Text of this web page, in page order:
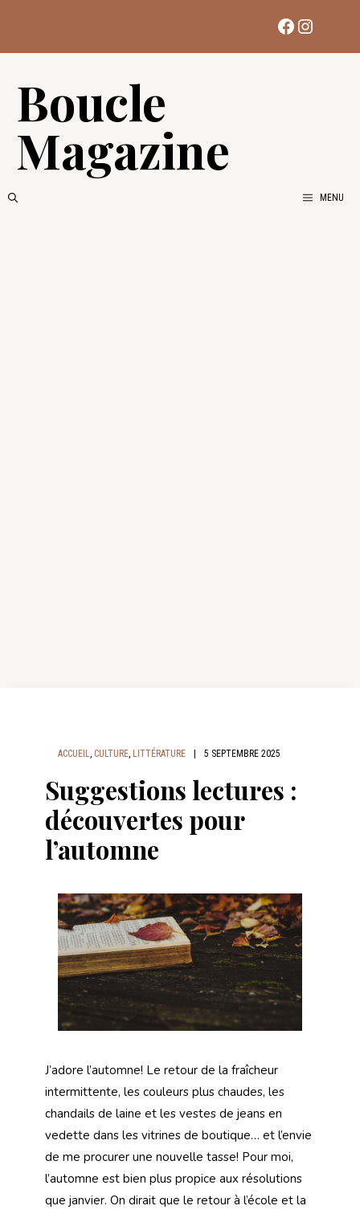
contenu
Facebook
Boucle
Magazine
MENU
ACCUEIL, CULTURE, LITTÉRATURE 5 SEPTEMBRE 2025
Suggestions lectures :
découvertes pour
l’automne
J’adore l’automne! Le retour de la fraîcheur
intermittente, les couleurs plus chaudes, les
chandails de laine et les vestes de jeans en
vedette dans les vitrines de boutique… et l’envie
de me procurer une nouvelle tasse! Pour moi,
l’automne est bien plus propice aux résolutions
que janvier. On dirait que le retour à l’école et la